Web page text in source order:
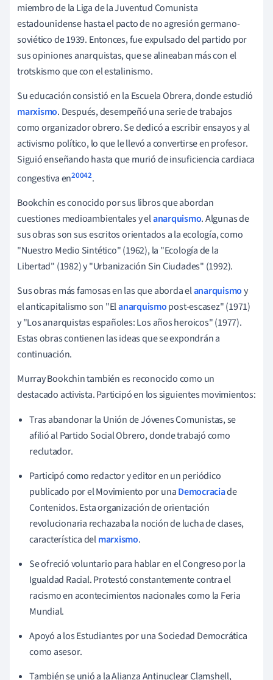
miembro de la Liga de la Juventud Comunista
estadounidense hasta el pacto de no agresión germano-
soviético de 1939. Entonces, fue expulsado del partido por
sus opiniones anarquistas, que se alineaban más con el
trotskismo que con el estalinismo.
Su educación consistió en la Escuela Obrera, donde estudió
marxismo. Después, desempeñó una serie de trabajos
como organizador obrero. Se dedicó a escribir ensayos y al
activismo político, lo que le llevó a convertirse en profesor.
Siguió enseñando hasta que murió de insuficiencia cardiaca
congestiva en20042.
Bookchin es conocido por sus libros que abordan
cuestiones medioambientales y elanarquismo. Algunas de
sus obras son sus escritos orientados a la ecología, como
"Nuestro Medio Sintético" (1962), la "Ecología de la
Libertad" (1982) y "Urbanización Sin Ciudades" (1992).
Sus obras más famosas en las que aborda elanarquismoy
el anticapitalismo son "Elanarquismopost-escasez" (1971)
y "Los anarquistas españoles: Los años heroicos" (1977).
Estas obras contienen las ideas que se expondrán a
continuación.
Murray Bookchin también es reconocido como un
destacado activista. Participó en los siguientes movimientos:
Tras abandonar la Unión de Jóvenes Comunistas, se
afilió al Partido Social Obrero, donde trabajó como
reclutador.
Participó como redactor y editor en un periódico
publicado por el Movimiento por unaDemocraciade
Contenidos. Esta organización de orientación
revolucionaria rechazaba la noción de lucha de clases,
característica delmarxismo.
Se ofreció voluntario para hablar en el Congreso por la
Igualdad Racial. Protestó constantemente contra el
racismo en acontecimientos nacionales como la Feria
Mundial.
Apoyó a los Estudiantes por una Sociedad Democrática
como asesor.
También se unió a la Alianza Antinuclear Clamshell,